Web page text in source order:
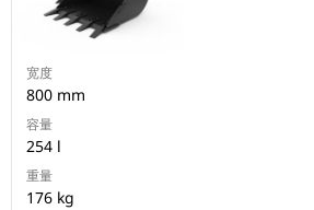
宽度
800 mm
容量
254 l
重量
176 kg